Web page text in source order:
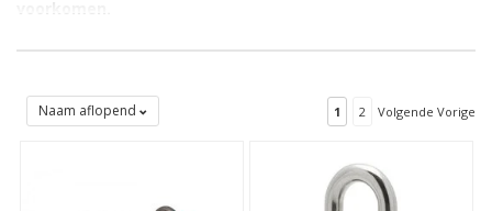
SCM-gekeurde containersloten
DoubleLock en Powerlock. Veel van deze containersloten zijn
SCM-gekeurd. Die certificatie heeft u nodig voor de verzekering.
hebben van de beste slotcilinder. Van de hoogste kwaliteit aan
gebruikte materialen van, onder andere, de beugels en de
Naam aflopend 1 2 Volgende Vorige